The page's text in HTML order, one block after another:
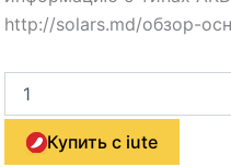
http://solars.md/обзор-
Купить с iute